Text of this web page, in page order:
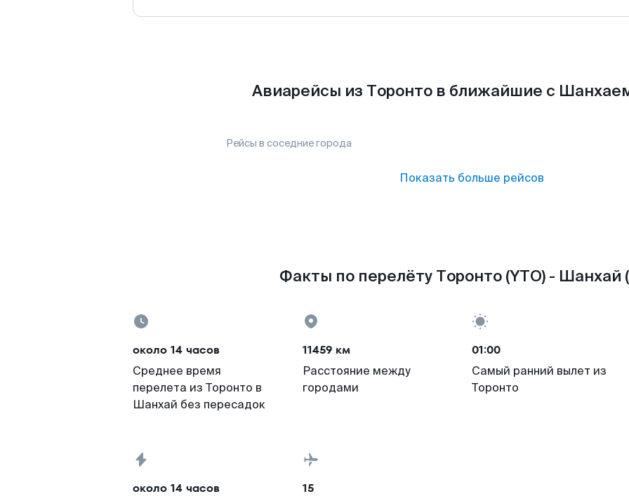
Авиарейсы из Торонто в ближайшие с
Рейсы в соседние города
Показать больше рейсов
Факты по перелёту Торонто (YTO) - Шанхай
около 14 часов
Среднее время
перелета из Торонто в
Шанхай без пересадок
11459 км
Расстояние между
городами
01:00
Самый ранний вылет из
Торонто
около 14 часов 15